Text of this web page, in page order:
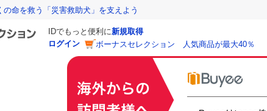
の命を救う「災害救助犬」を支えよう
IDでもっと便利に新規取得
ログイン
ボーナスセレクション 人気商品が最大40％